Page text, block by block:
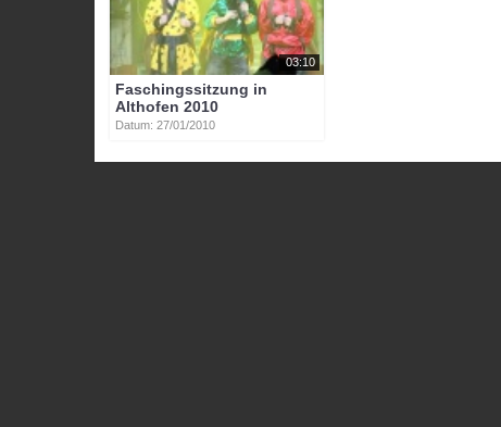
03:10
Faschingssitzung in
Althofen 2010
Datum: 27/01/2010